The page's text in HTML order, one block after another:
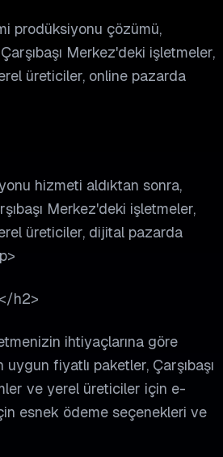
prodüksiyonu çözümü,
Merkez'deki işletmeler,
üreticiler, online pazarda
hizmeti aldıktan sonra,
Merkez'deki işletmeler,
üreticiler, dijital pazarda
h2>
ihtiyaçlarına göre
fiyatlı paketler, Çarşıbaşı
ve yerel üreticiler için e-
esnek ödeme seçenekleri ve